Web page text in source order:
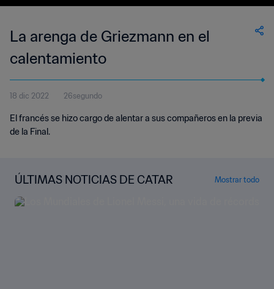
La arenga de Griezmann en el
calentamiento
18 dic 2022 26segundo
El francés se hizo cargo de alentar a sus compañeros en la previa
de la Final.
ÚLTIMAS NOTICIAS DE CATAR Mostrar todo